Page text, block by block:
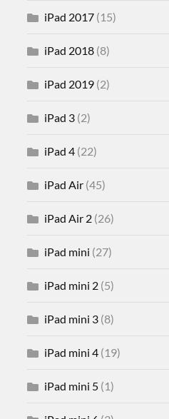
iPad 2017 (15)
iPad 2018 (8)
iPad 2019 (2)
iPad 3 (2)
iPad 4 (22)
iPad Air (45)
iPad Air 2 (26)
iPad mini (27)
iPad mini 2 (5)
iPad mini 3 (8)
iPad mini 4 (19)
iPad mini 5 (1)